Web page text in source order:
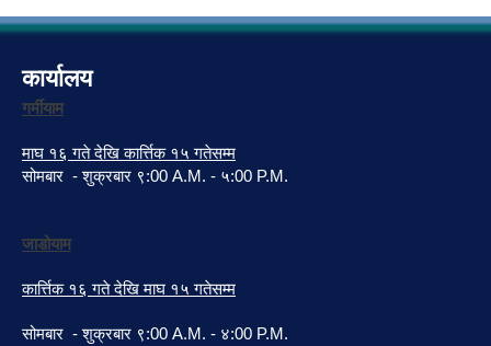
कार्यालय
गर्मीयाम
माघ १६ गते देखि कार्त्तिक १५ गतेसम्म
सोमबार - शुक्रबार ९:00 A.M. - ५:00 P.M.
जाडोयाम
कार्त्तिक १६ गते देखि माघ १५ गतेसम्म
सोमबार - शुक्रबार ९:00 A.M. - ४:00 P.M.